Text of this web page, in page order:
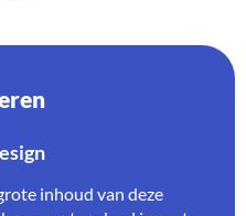
inhoud van deze